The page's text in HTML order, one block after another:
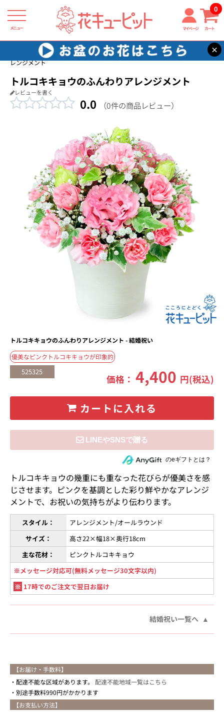
メニュー マイページ カート
0
×
花キューピット 結婚祝い
【結婚祝い】トルコキキョウのふんわりア
レンジメント
トルコキキョウのふんわりアレンジメント
レビューを書く
0.0 （0件の商品レビュー）
トルコキキョウのふんわりアレンジメント - 結婚祝い
優美なピンクトルコキキョウが印象的
525325
価格：4,400 円(税込)
カートに入れる
住所を知らない相手にeギフトで贈るのeギフトとは？
トルコキキョウの幾重にも重なった花びらが優美さを感
じさせます。ピンクを基調とした彩り鮮やかなアレンジ
メントで、お祝いの気持ちがより伝わります。
スタイル：
アレンジメント/オールラウンド
サイズ：
高さ22×幅18×奥行18cm
主な花材：
ピンクトルコキキョウ
※メッセージ対応可(無料メッセージ30文字以内)
※ 17時でのご注文で翌日お届け
結婚祝い一覧へ
【お届け・手数料】
配達不能な区域があります。 配達不能地域一覧はこちら
別途手数料990円がかかります
【お支払い方法】